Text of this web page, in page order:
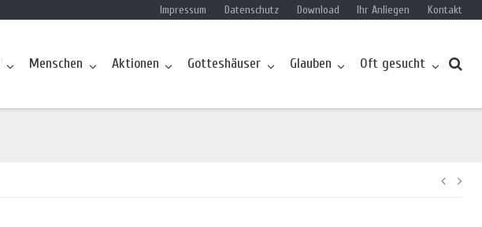
Impressum Datenschutz Download Ihr Anliegen Kontakt
Menschen Aktionen Gotteshäuser Glauben Oft gesucht